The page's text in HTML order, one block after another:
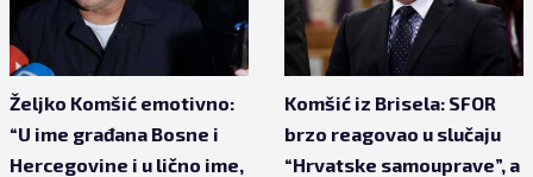
Željko Komšić emotivno:
“U ime građana Bosne i
Hercegovine i u lično ime,
Komšić iz Brisela: SFOR
brzo reagovao u slučaju
“Hrvatske samouprave”, a